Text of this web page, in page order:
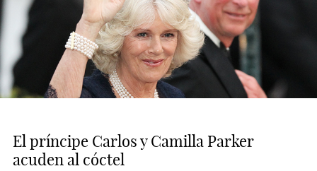
El príncipe Carlos y Camilla Parker
acuden al cóctel